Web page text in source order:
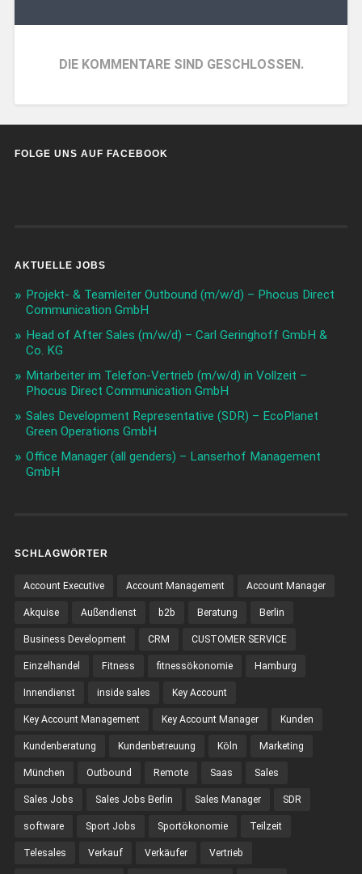
DIE KOMMENTARE SIND GESCHLOSSEN.
FOLGE UNS AUF FACEBOOK
AKTUELLE JOBS
Projekt- & Teamleiter Outbound (m/w/d) – Phocus Direct
Communication GmbH
Head of After Sales (m/w/d) – Carl Geringhoff GmbH &
Co. KG
Mitarbeiter im Telefon-Vertrieb (m/w/d) in Vollzeit –
Phocus Direct Communication GmbH
Sales Development Representative (SDR) – EcoPlanet
Green Operations GmbH
Office Manager (all genders) – Lanserhof Management
GmbH
SCHLAGWÖRTER
Account Executive Account Management Account Manager
Akquise Außendienst b2b Beratung Berlin
Business Development CRM CUSTOMER SERVICE
Einzelhandel Fitness fitnessökonomie Hamburg
Innendienst inside sales Key Account
Key Account Management Key Account Manager Kunden
Kundenberatung Kundenbetreuung Köln Marketing
München Outbound Remote Saas Sales
Sales Jobs Sales Jobs Berlin Sales Manager SDR
software Sport Jobs Sportökonomie Teilzeit
Telesales Verkauf Verkäufer Vertrieb